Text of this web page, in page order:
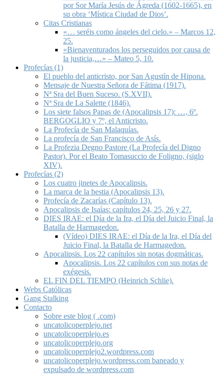
por Sor María Jesús de Ágreda (1602-1665), en
su obra ‘Mística Ciudad de Dios’.
Citas Cristianas
«… seréis como ángeles del cielo.» – Marcos 12,
25.
«Bienaventurados los perseguidos por causa de
la justicia,…» – Mateo 5, 10.
Profecías (1)
El pueblo del anticristo, por San Agustín de Hipona.
Mensaje de Nuestra Señora de Fátima (1917).
Nª Sra del Buen Suceso. (S.XVII).
Nª Sra de La Salette (1846).
Los siete falsos Papas de (Apocalipsis 17): …, 6º.
BERGOGLIO y 7º, el Anticristo.
La Profecía de San Malaquías.
La profecía de San Francisco de Asís.
La Profezia Degno Pastore (La Profecía del Digno
Pastor). Por el Beato Tomasuccio de Foligno, (siglo
XIV).
Profecías (2)
Los cuatro jinetes de Apocalipsis.
La marca de la bestia (Apocalipsis 13).
Profecía de Zacarías (Capítulo 13).
Apocalipsis de Isaías: capítulos 24, 25, 26 y 27.
DIES IRAE: el Día de la Ira, el Día del Juicio Final, la
Batalla de Harmagedon.
(Vídeo) DIES IRAE: el Día de la Ira, el Día del
Juicio Final, la Batalla de Harmagedon.
Apocalipsis. Los 22 capítulos sin notas dogmáticas.
Apocalipsis. Los 22 capítulos con sus notas de
exégesis.
EL FIN DEL TIEMPO (Heinrich Schlie).
Webs Católicas
Gang Stalking
Contacto
Sobre este blog ( .com)
uncatolicoperplejo.net
uncatolicoperplejo.es
uncatolicoperplejo.org
uncatolicoperplejo2.wordpress.com
uncatolicoperplejo.wordpress.com baneado y
expulsado de wordpress.com